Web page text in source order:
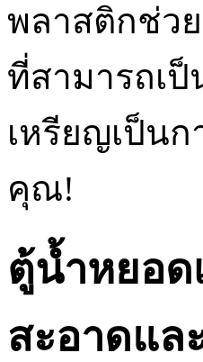
พลาสติกช่ว
ที่สามารถเ
เหรียญเป็น
คุณ!
ตู้น้ำหยอด
สะอาดแล